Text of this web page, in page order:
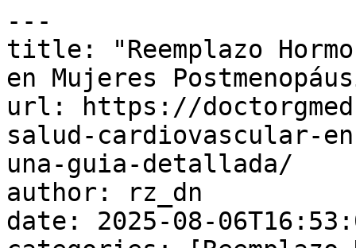
---
title: "Reemplazo
en Mujeres
url: https://
salud-cardiovascular-
una-guia-detallada/
author: rz_dn
date: 2025-08-